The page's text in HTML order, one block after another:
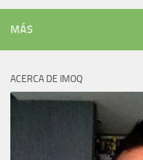
MÁS
ACERCA DE IMOQ